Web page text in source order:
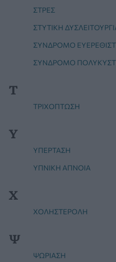
ΣΤΡΕΣ
ΣΤΥΤΙΚΉ
ΣΎΝΔΡΟΜΟ
ΣΎΝΔΡΟΜΟ
Τ
ΤΡΙΧΟΠΤΩΣΗ
Υ
ΥΠΈΡΤΑΣΗ
ΥΠΝΙΚΗ ΑΠΝΟΙΑ
Χ
ΧΟΛΗΣΤΕΡΟΛΗ
Ψ
ΨΩΡΊΑΣΗ